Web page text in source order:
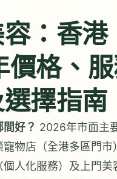
：香港
價格、
擇指南
好？ 2026年市面主
寵物店（全港多區門市
人化服務）及上門美